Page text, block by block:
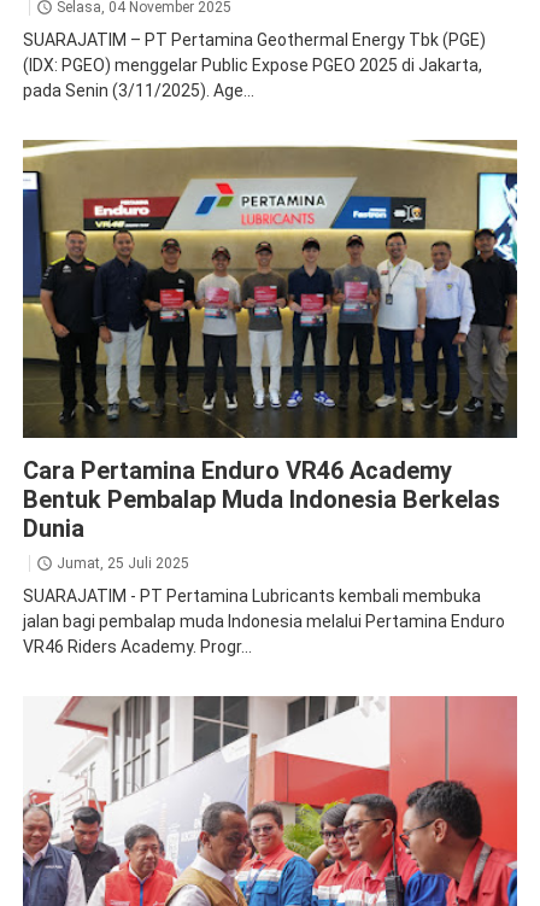
Selasa, 04 November 2025
SUARAJATIM – PT Pertamina Geothermal Energy Tbk (PGE)
(IDX: PGEO) menggelar Public Expose PGEO 2025 di Jakarta,
pada Senin (3/11/2025). Age...
Cara Pertamina Enduro VR46 Academy
Bentuk Pembalap Muda Indonesia Berkelas
Dunia
Jumat, 25 Juli 2025
SUARAJATIM - PT Pertamina Lubricants kembali membuka
jalan bagi pembalap muda Indonesia melalui Pertamina Enduro
VR46 Riders Academy. Progr...